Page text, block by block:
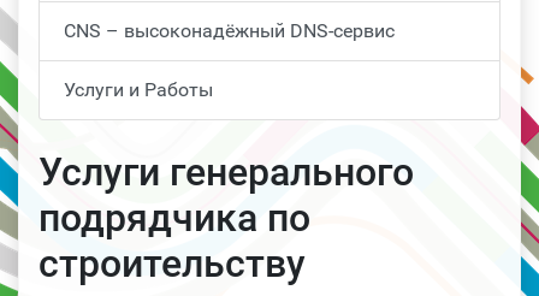
CNS – высоконадёжный DNS-сервис
Услуги и Работы
Услуги генерального
подрядчика по
строительству